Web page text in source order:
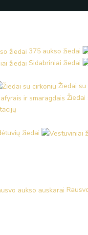
375 aukso žiedai
Sidabriniai žiedai
Žiedai su
Žiedai
žiedai